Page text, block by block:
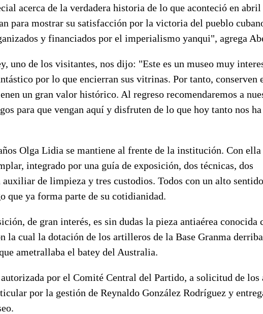
acerca de la verdadera historia de lo que aconteció en
para mostrar su satisfacción por la victoria del pueblo
y financiados por el imperialismo yanqui", agrega
uno de los visitantes, nos dijo: "Este es un museo muy
por lo que encierran sus vitrinas. Por tanto, conserven
un gran valor histórico. Al regreso recomendaremos a
para que vengan aquí y disfruten de lo que hoy tanto nos ha
Olga Lidia se mantiene al frente de la institución. Con
integrado por una guía de exposición, dos técnicas, dos
auxiliar de limpieza y tres custodios. Todos con un alto
que ya forma parte de su cotidianidad.
de gran interés, es sin dudas la pieza antiaérea conocida
la cual la dotación de los artilleros de la Base Granma
ametrallaba el batey del Australia.
por el Comité Central del Partido, a solicitud de los
por la gestión de Reynaldo González Rodríguez y